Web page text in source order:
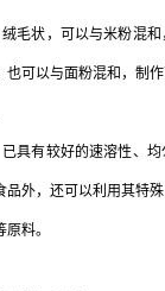
绒毛状，可以与米粉混
也可以与面粉混和，制
已具有较好的速溶性、
品外，还可以利用其特
料。